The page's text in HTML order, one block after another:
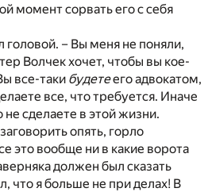
момент сорвать его с себя
головой. – Вы меня не поняли,
Волчек хочет, чтобы вы кое-
все-таки будетеего адвокатом,
все, что требуется. Иначе
сделаете в этой жизни.
опять, горло
это вообще ни в какие ворота
должен был сказать
что я больше не при делах! В